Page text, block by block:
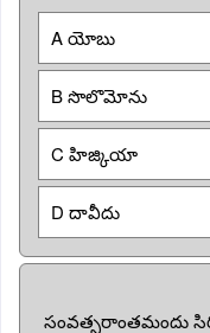
A యోబు
B సొలొమోను
C హిజ్కియా
D దావీదు
సంవత్సరాంతమందు